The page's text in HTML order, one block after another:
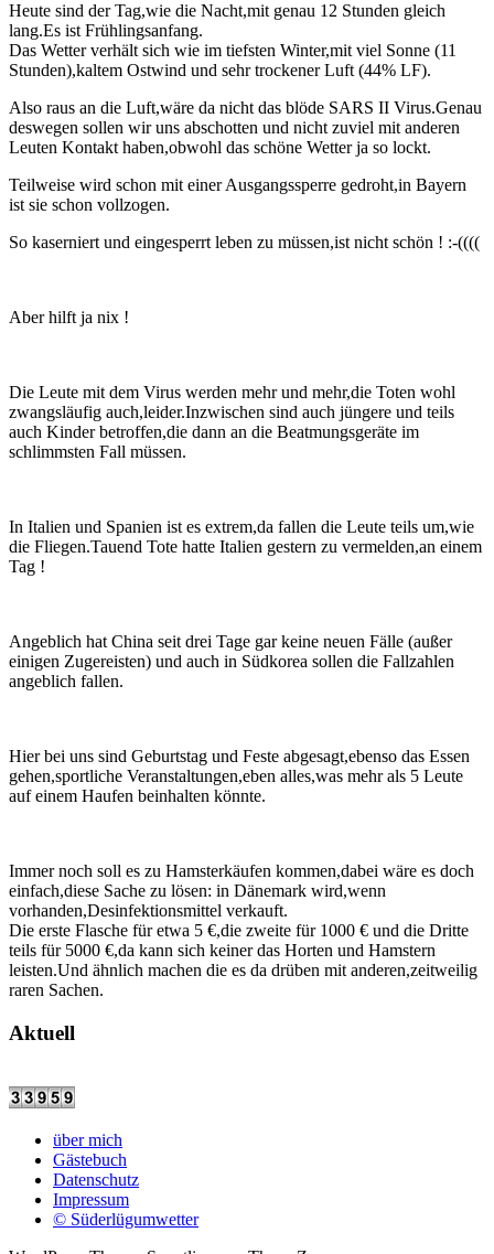
Heute sind der Tag,wie die Nacht,mit genau 12 Stunden gleich
lang.Es ist Frühlingsanfang.
Das Wetter verhält sich wie im tiefsten Winter,mit viel Sonne (11
Stunden),kaltem Ostwind und sehr trockener Luft (44% LF).
Also raus an die Luft,wäre da nicht das blöde SARS II Virus.Genau
deswegen sollen wir uns abschotten und nicht zuviel mit anderen
Leuten Kontakt haben,obwohl das schöne Wetter ja so lockt.
Teilweise wird schon mit einer Ausgangssperre gedroht,in Bayern
ist sie schon vollzogen.
So kaserniert und eingesperrt leben zu müssen,ist nicht schön ! :-((((
Aber hilft ja nix !
Die Leute mit dem Virus werden mehr und mehr,die Toten wohl
zwangsläufig auch,leider.Inzwischen sind auch jüngere und teils
auch Kinder betroffen,die dann an die Beatmungsgeräte im
schlimmsten Fall müssen.
In Italien und Spanien ist es extrem,da fallen die Leute teils um,wie
die Fliegen.Tauend Tote hatte Italien gestern zu vermelden,an einem
Tag !
Angeblich hat China seit drei Tage gar keine neuen Fälle (außer
einigen Zugereisten) und auch in Südkorea sollen die Fallzahlen
angeblich fallen.
Hier bei uns sind Geburtstag und Feste abgesagt,ebenso das Essen
gehen,sportliche Veranstaltungen,eben alles,was mehr als 5 Leute
auf einem Haufen beinhalten könnte.
Immer noch soll es zu Hamsterkäufen kommen,dabei wäre es doch
einfach,diese Sache zu lösen: in Dänemark wird,wenn
vorhanden,Desinfektionsmittel verkauft.
Die erste Flasche für etwa 5 €,die zweite für 1000 € und die Dritte
teils für 5000 €,da kann sich keiner das Horten und Hamstern
leisten.Und ähnlich machen die es da drüben mit anderen,zeitweilig
raren Sachen.
Aktuell
über mich
Gästebuch
Datenschutz
Impressum
© Süderlügumwetter